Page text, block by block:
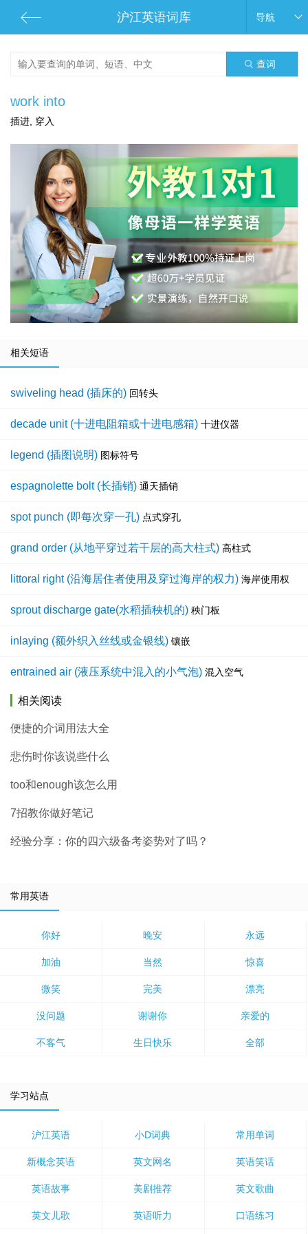
沪江英语词库 导航
查词
work into
插进, 穿入
相关短语
swiveling head (插床的) 回转头
decade unit (十进电阻箱或十进电感箱) 十进仪器
legend (插图说明) 图标符号
espagnolette bolt (长插销) 通天插销
spot punch (即每次穿一孔) 点式穿孔
grand order (从地平穿过若干层的高大柱式) 高柱式
littoral right (沿海居住者使用及穿过海岸的权力) 海岸使用权
sprout discharge gate(水稻插秧机的) 秧门板
inlaying (额外织入丝线或金银线) 镶嵌
entrained air (液压系统中混入的小气泡) 混入空气
相关阅读
便捷的介词用法大全
悲伤时你该说些什么
too和enough该怎么用
7招教你做好笔记
经验分享：你的四六级备考姿势对了吗？
常用英语
你好 晚安 永远
加油 当然 惊喜
微笑 完美 漂亮
没问题 谢谢你 亲爱的
不客气 生日快乐 全部
学习站点
沪江英语 小D词典 常用单词
新概念英语 英文网名 英语笑话
英语故事 美剧推荐 英文歌曲
英文儿歌 英语听力 口语练习